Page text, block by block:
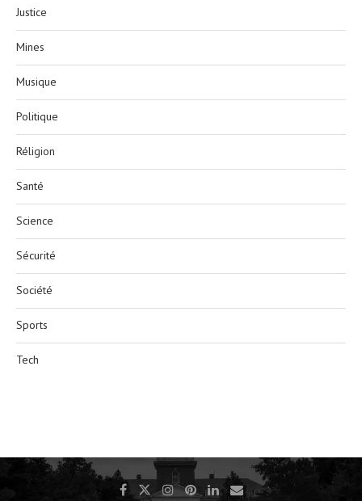
Justice
Mines
Musique
Politique
Réligion
Santé
Science
Sécurité
Société
Sports
Tech